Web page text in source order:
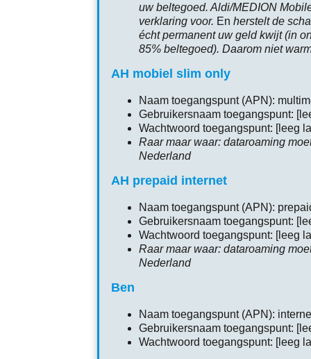
uw beltegoed. Aldi/MEDION
verklaring voor. En herstelt de
écht permanent uw geld kwijt (in
85% beltegoed). Daarom niet
AH mobiel slim only
Naam toegangspunt (APN):
Gebruikersnaam toegangspunt:
Wachtwoord toegangspunt: [leeg
Raar maar waar: dataroaming
Nederland
AH prepaid internet
Naam toegangspunt (APN):
Gebruikersnaam toegangspunt:
Wachtwoord toegangspunt: [leeg
Raar maar waar: dataroaming
Nederland
Ben
Naam toegangspunt (APN):
Gebruikersnaam toegangspunt:
Wachtwoord toegangspunt: [leeg